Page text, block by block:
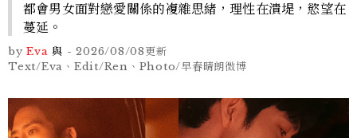
都會男女面對戀愛關係的複雜思緒，理性在潰堤，慾望在
蔓延。
by Eva 與 -2026/08/08更新
Text/Eva、Edit/Ren、Photo/早春晴朗微博